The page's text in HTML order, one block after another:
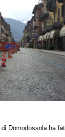
di Domodossola ha